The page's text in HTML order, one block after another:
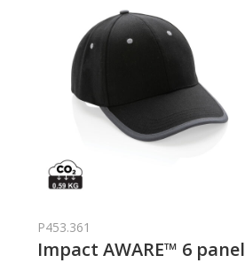
P453.361
Impact AWARE™ 6 panel